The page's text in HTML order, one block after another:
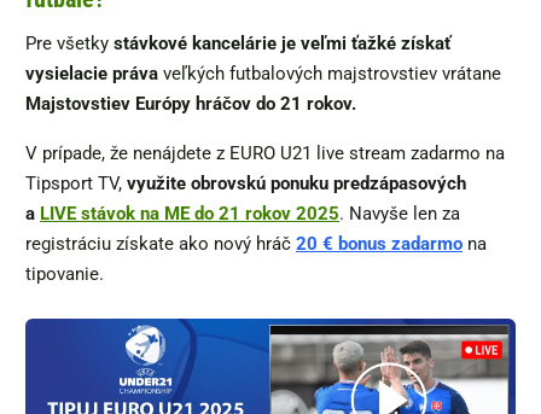
Pre všetky stávkové kancelárie je veľmi ťažké získať
vysielacie práva veľkých futbalových majstrovstiev vrátane
Majstovstiev Európy hráčov do 21 rokov.
V prípade, že nenájdete z EURO U21 live stream zadarmo na
Tipsport TV, využite obrovskú ponuku predzápasových
a LIVE stávok na ME do 21 rokov 2025. Navyše len za
registráciu získate ako nový hráč 20 € bonus zadarmo na
tipovanie.